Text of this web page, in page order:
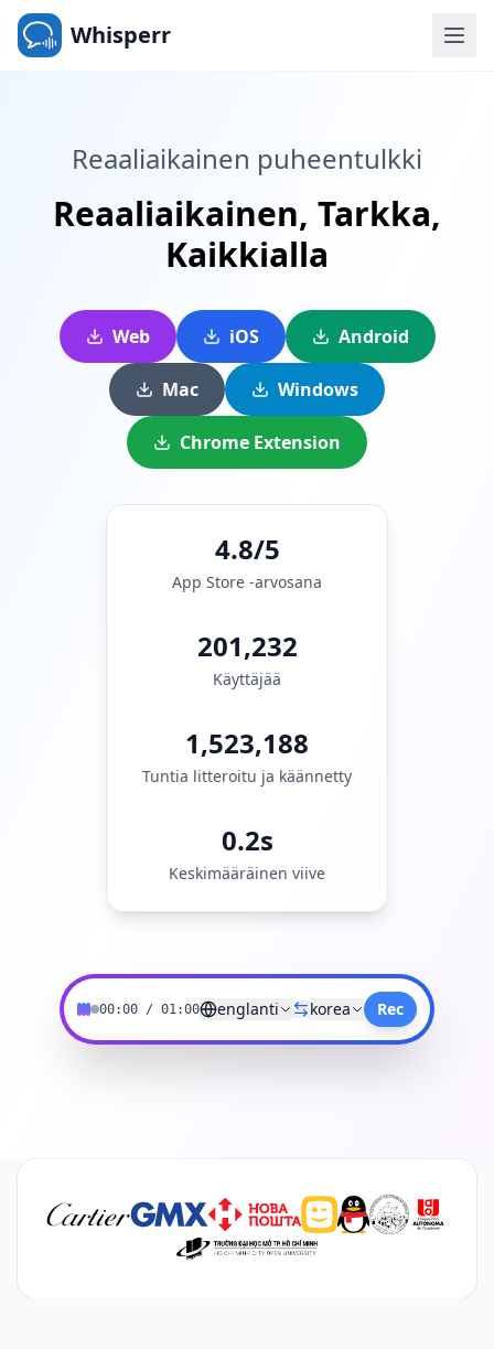
Whisperr
Reaaliaikainen puheentulkki
Reaaliaikainen, Tarkka,
Kaikkialla
Web iOS Android
Mac Windows
Chrome Extension
4.8/5
App Store -arvosana
201,232
Käyttäjää
1,523,188
Tuntia litteroitu ja käännetty
0.2s
Keskimääräinen viive
00:00 / 01:00 englanti korea Rec